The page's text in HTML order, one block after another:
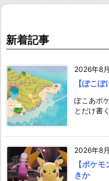
新着記事
2026年8
【ぽこ
ぽこあポ
とだけ書
2026年8
【ポケ
きか